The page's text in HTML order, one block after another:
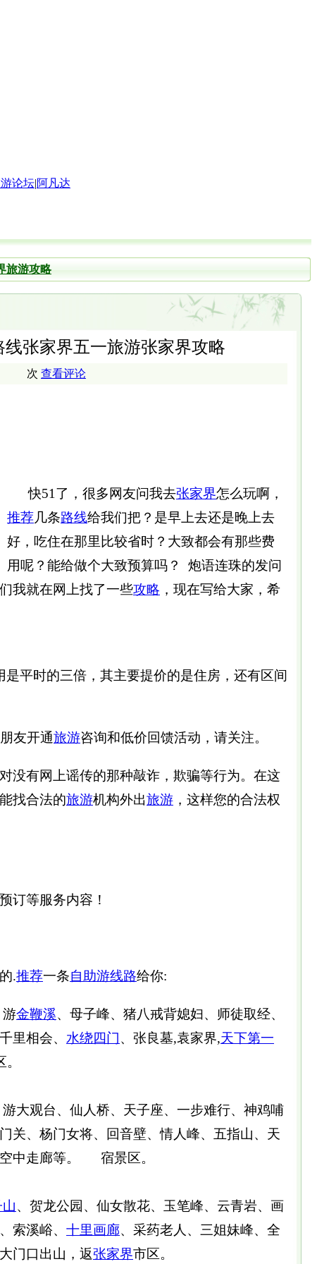
论坛|阿凡达
旅游攻略
张家界五一旅游张家界攻略
次 查看评论
快51了，很多网友问我去张家界怎么玩啊，
推荐几条路线给我们把？是早上去还是晚上去
好，吃住在那里比较省时？大致都会有那些费
用呢？能给做个大致预算吗？ 炮语连珠的发问
我就在网上找了一些攻略 ，现在写给大家，希
是平时的三倍，其主要提价的是住房，还有区间
友开通旅游咨询和低价回馈活动，请关注。
没有网上谣传的那种敲诈，欺骗等行为。在这
找合法的旅游机构外出旅游 ，这样您的合法权
预订等服务内容！
.推荐一条自助游线路给你:
游金鞭溪、母子峰、猪八戒背媳妇、师徒取经、
里相会、 水绕四门、张良墓,袁家界,天下第一
大观台、仙人桥、天子座、一步难行、神鸡哺
关、杨门女将、回音壁、情人峰、五指山、天
中走廊等。 宿景区。
、贺龙公园、仙女散花、玉笔峰、云青岩、画
索溪峪、 十里画廊、采药老人、三姐妹峰、全
大门口出山，返张家界市区。